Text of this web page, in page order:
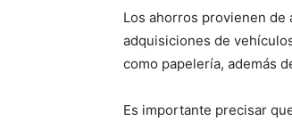
Los ahorros provienen
adquisiciones de
como papelería, además
Es importante precisar